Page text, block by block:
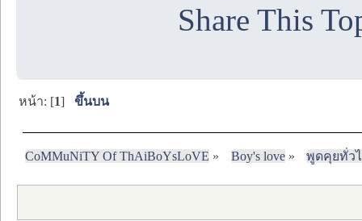
Share This
หน้า: [1]ขึ้นบน
CoMMuNiTY Of ThAiBoYsLoVE » Boy's love» พูดคุยทั่ว